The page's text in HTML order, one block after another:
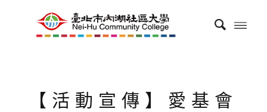
【活動宣傳】愛基會